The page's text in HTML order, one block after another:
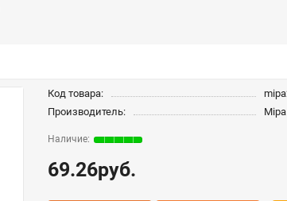
Код товара:
Производитель:
Mipa
69.26руб.